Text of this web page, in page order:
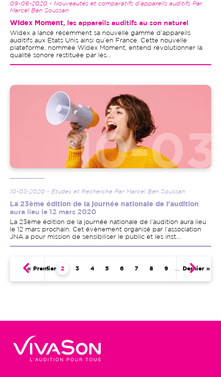
09-06-2020 - Nouveautés et comparatifs d'appareils auditifs Par
Marcel Ben Soussan
Widex Moment, les appareils auditifs au son naturel
Widex a lancé récemment sa nouvelle gamme d’appareils
auditifs aux Etats Unis ainsi qu’en France. Cette nouvelle
plateforme, nommée Widex Moment, entend révolutionner la
qualité sonore restituée par les...
Image
10-03-2020 - Etudes et Recherche Par Marcel Ben Soussan
La 23ème édition de la journée nationale de l’audition
aura lieu le 12 mars 2020
La 23ème édition de la journée nationale de l’audition aura lieu
le 12 mars prochain. Cet évènement organisé par l’association
JNA a pour mission de sensibiliser le public et les inst...
Première page
« Premier
Page
1 Page courante
2 Page
3 Page
4 Page
5 Page
6 Page
7 Page
8 Page
9 Dernière
Dernier »